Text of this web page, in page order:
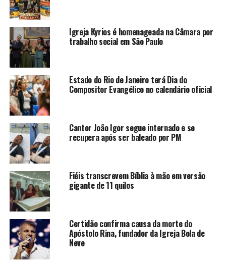
Igreja Kyrios é homenageada na Câmara por
trabalho social em São Paulo
Estado do Rio de Janeiro terá Dia do
Compositor Evangélico no calendário oficial
Cantor João Igor segue internado e se
recupera após ser baleado por PM
Fiéis transcrevem Bíblia à mão em versão
gigante de 11 quilos
Certidão confirma causa da morte do
Apóstolo Rina, fundador da Igreja Bola de
Neve